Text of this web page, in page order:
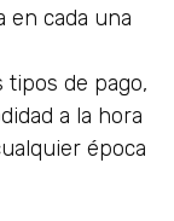
en cada una
tipos de pago,
a la hora
época